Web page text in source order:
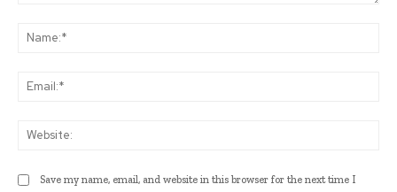
Save my name, email, and website in this browser for the next time I